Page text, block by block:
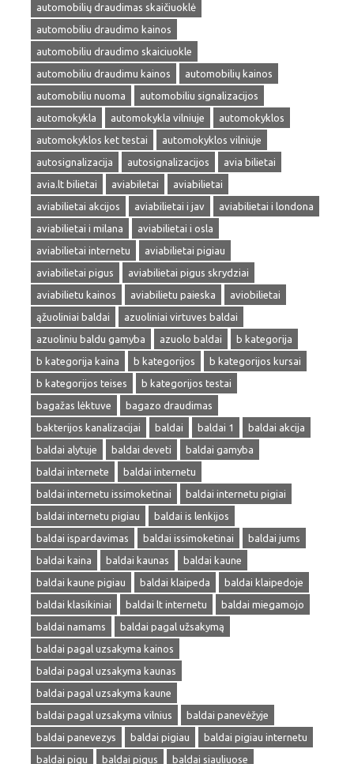
automobilių draudimas skaičiuoklė
automobiliu draudimo kainos
automobiliu draudimo skaiciuokle
automobiliu draudimu kainos
automobilių kainos
automobiliu nuoma
automobiliu signalizacijos
automokykla
automokykla vilniuje
automokyklos
automokyklos ket testai
automokyklos vilniuje
autosignalizacija
autosignalizacijos
avia bilietai
avia.lt bilietai
aviabiletai
aviabilietai
aviabilietai akcijos
aviabilietai i jav
aviabilietai i londona
aviabilietai i milana
aviabilietai i osla
aviabilietai internetu
aviabilietai pigiau
aviabilietai pigus
aviabilietai pigus skrydziai
aviabilietu kainos
aviabilietu paieska
aviobilietai
ąžuoliniai baldai
azuoliniai virtuves baldai
azuoliniu baldu gamyba
azuolo baldai
b kategorija
b kategorija kaina
b kategorijos
b kategorijos kursai
b kategorijos teises
b kategorijos testai
bagažas lėktuve
bagazo draudimas
bakterijos kanalizacijai
baldai baldai 1
baldai akcija
baldai alytuje
baldai deveti
baldai gamyba
baldai internete
baldai internetu
baldai internetu issimoketinai
baldai internetu pigiai
baldai internetu pigiau
baldai is lenkijos
baldai ispardavimas
baldai issimoketinai
baldai jums
baldai kaina
baldai kaunas
baldai kaune
baldai kaune pigiau
baldai klaipeda
baldai klaipedoje
baldai klasikiniai
baldai lt internetu
baldai miegamojo
baldai namams
baldai pagal užsakymą
baldai pagal uzsakyma kainos
baldai pagal uzsakyma kaunas
baldai pagal uzsakyma kaune
baldai pagal uzsakyma vilnius
baldai panevėžyje
baldai panevezys
baldai pigiau
baldai pigiau internetu
baldai pigu
baldai pigus baldai siauliuose